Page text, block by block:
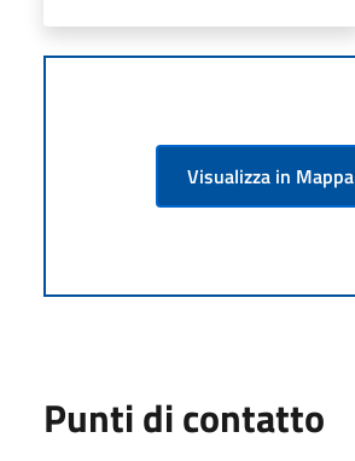
Visualizza in Mappa
Punti di contatto